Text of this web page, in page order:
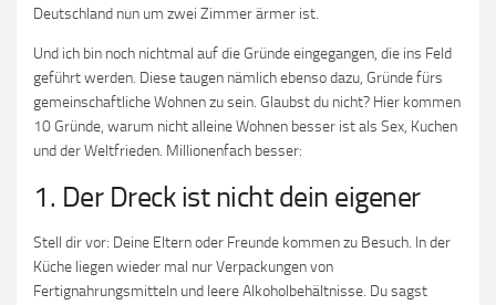
Deutschland nun um zwei Zimmer ärmer ist.
Und ich bin noch nichtmal auf die Gründe eingegangen, die ins Feld
geführt werden. Diese taugen nämlich ebenso dazu, Gründe fürs
gemeinschaftliche Wohnen zu sein. Glaubst du nicht? Hier kommen
10 Gründe, warum nicht alleine Wohnen besser ist als Sex, Kuchen
und der Weltfrieden. Millionenfach besser:
1. Der Dreck ist nicht dein eigener
Stell dir vor: Deine Eltern oder Freunde kommen zu Besuch. In der
Küche liegen wieder mal nur Verpackungen von
Fertignahrungsmitteln und leere Alkoholbehältnisse. Du sagst